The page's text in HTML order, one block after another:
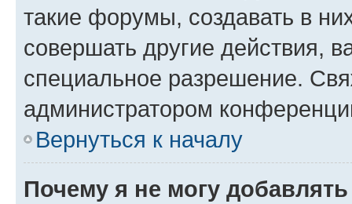
такие форумы, создавать в
совершать другие действия,
специальное разрешение.
администратором
Вернуться к началу
Почему я не могу